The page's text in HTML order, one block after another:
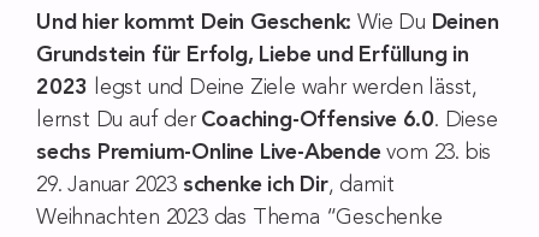
Und hier kommt Dein Geschenk: Wie Du Deinen
Grundstein für Erfolg, Liebe und Erfüllung in
2023 legst und Deine Ziele wahr werden lässt,
lernst Du auf derCoaching-Offensive 6.0. Diese
sechs Premium-Online Live-Abendevom 23. bis
29. Januar 2023 schenke ich Dir, damit
Weihnachten 2023 das Thema “Geschenke